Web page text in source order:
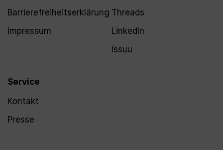
Barrierefreiheitserklärung
Impressum
Service
Kontakt
Presse
Threads
LinkedIn
Issuu